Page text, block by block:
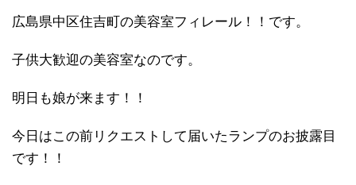
広島県中区住吉町の美容室フィレール！！です。
子供大歓迎の美容室なのです。
明日も娘が来ます！！
今日はこの前リクエストして届いたランプのお披露目
です！！